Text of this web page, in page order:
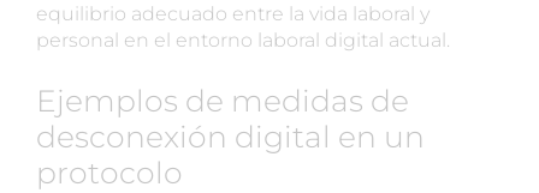
equilibrio adecuado entre la vida laboral y
personal en el entorno laboral digital actual.
Ejemplos de medidas de
desconexión digital en un
protocolo